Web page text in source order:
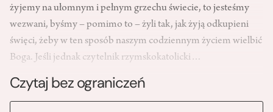
żyjemy na ułomnym i pełnym grzechu świecie, to jesteśmy
wezwani, byśmy – pomimo to – żyli tak, jak żyją odkupieni
święci, żeby w ten sposób naszym codziennym życiem wielbić
Boga. Jeśli jednak czytelnik rzymskokatolicki…
Czytaj bez ograniczeń